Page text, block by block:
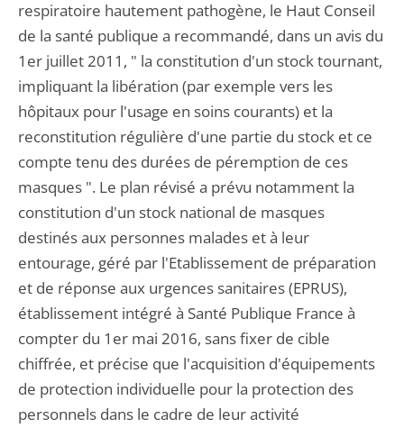
respiratoire hautement pathogène, le Haut Conseil
de la santé publique a recommandé, dans un avis du
1er juillet 2011, " la constitution d'un stock tournant,
impliquant la libération (par exemple vers les
hôpitaux pour l'usage en soins courants) et la
reconstitution régulière d'une partie du stock et ce
compte tenu des durées de péremption de ces
masques ". Le plan révisé a prévu notamment la
constitution d'un stock national de masques
destinés aux personnes malades et à leur
entourage, géré par l'Etablissement de préparation
et de réponse aux urgences sanitaires (EPRUS),
établissement intégré à Santé Publique France à
compter du 1er mai 2016, sans fixer de cible
chiffrée, et précise que l'acquisition d'équipements
de protection individuelle pour la protection des
personnels dans le cadre de leur activité